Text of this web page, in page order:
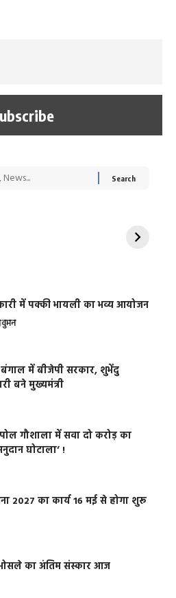
रोज एक कच्चे लहसुन
में पक्की भायली का भव्य आयोजन
वुमन
बंगाल में बीजेपी सरकार, शुभेंदु
बने मुख्यमंत्री
गौशाला में सवा दो करोड़ का
घोटाला’ !
2027 का कार्य 16 मई से होगा शुरू
का अंतिम संस्कार आज